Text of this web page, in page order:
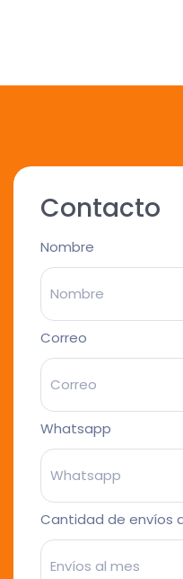
Contacto
Nombre
Correo
Whatsapp
Cantidad de envíos